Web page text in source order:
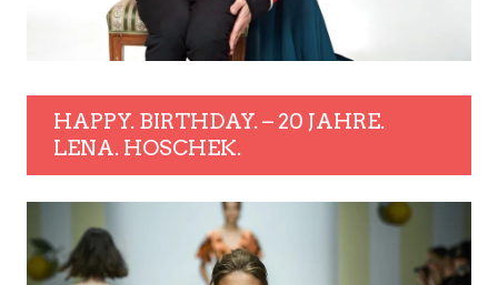
HAPPY. BIRTHDAY. – 20 JAHRE.
LENA. HOSCHEK.